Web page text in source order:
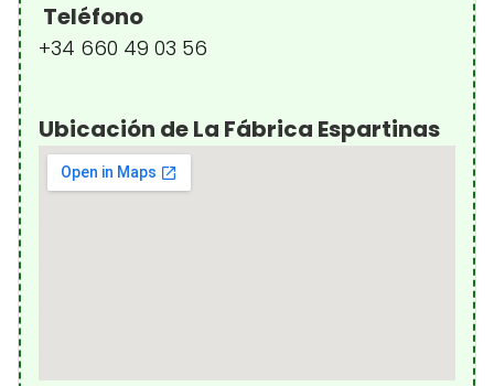
Teléfono
+34 660 49 03 56
Ubicación de La Fábrica Espartinas